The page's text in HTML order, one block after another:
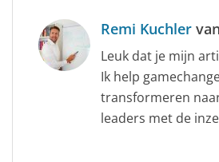
Remi Kuchler van
Leuk dat je mijn
Ik help
transformeren
leaders met de